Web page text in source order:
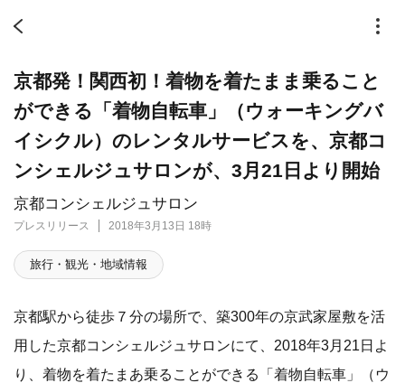
京都コンシェルジュサロン
プレスリリース 2018年3月13日 18時
京都発！関西初！着物を着たまま乗ること
ができる「着物自転車」（ウォーキングバ
イシクル）のレンタルサービスを、京都コ
ンシェルジュサロンが、3月21日より開始
旅行・観光・地域情報
京都駅から徒歩７分の場所で、築300年の京武家屋敷を活
用した京都コンシェルジュサロンにて、2018年3月21日よ
り、着物を着たまあ乗ることができる「着物自転車」（ウ